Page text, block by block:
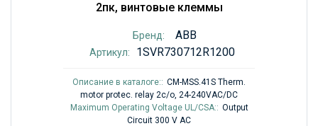
2пк, винтовые клеммы
Бренд: ABB
Артикул: 1SVR730712R1200
Описание в каталоге:: CM-MSS.41S Therm.
motor protec. relay 2c/o, 24-240VAC/DC
Maximum Operating Voltage UL/CSA:: Output
Circuit 300 V AC